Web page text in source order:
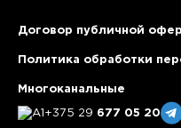
Договор публичной
Политика обработки
Многоканальные
+375 29 677 05 20